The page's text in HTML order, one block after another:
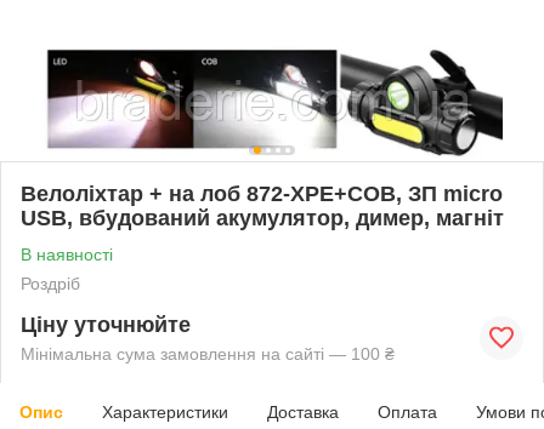
Велоліхтар + на лоб 872-XPE+COB, ЗП micro
USB, вбудований акумулятор, димер, магніт
В наявності
Роздріб
Ціну уточнюйте
Мінімальна сума замовлення на сайті — 100 ₴
Опис Характеристики Доставка Оплата Умови